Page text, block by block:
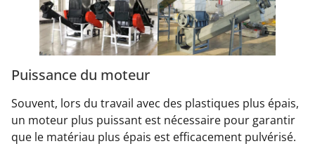
Puissance du moteur
Souvent, lors du travail avec des plastiques plus épais,
un moteur plus puissant est nécessaire pour garantir
que le matériau plus épais est efficacement pulvérisé.